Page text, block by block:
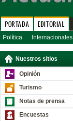
PORTADA EDITORIAL
Política Internacionales
Nuestros sitios
Opinión
Turismo
Notas de prensa
Encuestas